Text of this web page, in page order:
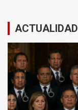
ACTUALIDAD